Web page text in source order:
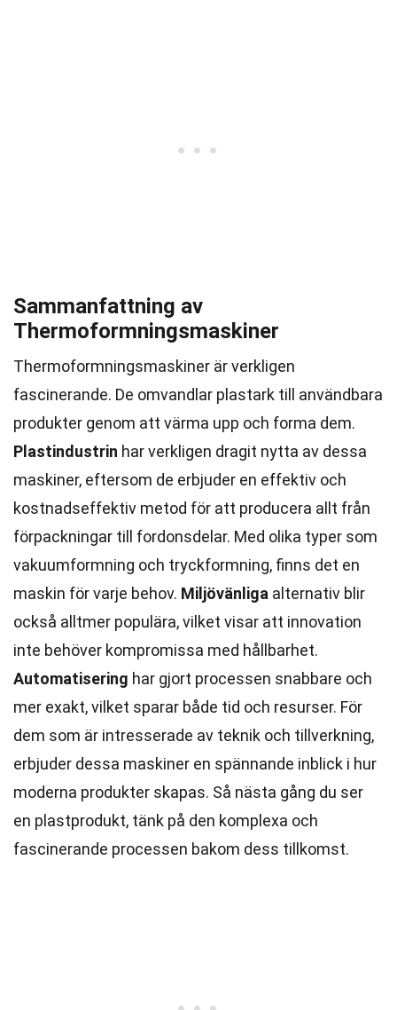
Sammanfattning av
Thermoformningsmaskiner
Thermoformningsmaskiner är verkligen
fascinerande. De omvandlar plastark till användbara
produkter genom att värma upp och forma dem.
Plastindustrin har verkligen dragit nytta av dessa
maskiner, eftersom de erbjuder en effektiv och
kostnadseffektiv metod för att producera allt från
förpackningar till fordonsdelar. Med olika typer som
vakuumformning och tryckformning, finns det en
maskin för varje behov. Miljövänliga alternativ blir
också alltmer populära, vilket visar att innovation
inte behöver kompromissa med hållbarhet.
Automatisering har gjort processen snabbare och
mer exakt, vilket sparar både tid och resurser. För
dem som är intresserade av teknik och tillverkning,
erbjuder dessa maskiner en spännande inblick i hur
moderna produkter skapas. Så nästa gång du ser
en plastprodukt, tänk på den komplexa och
fascinerande processen bakom dess tillkomst.